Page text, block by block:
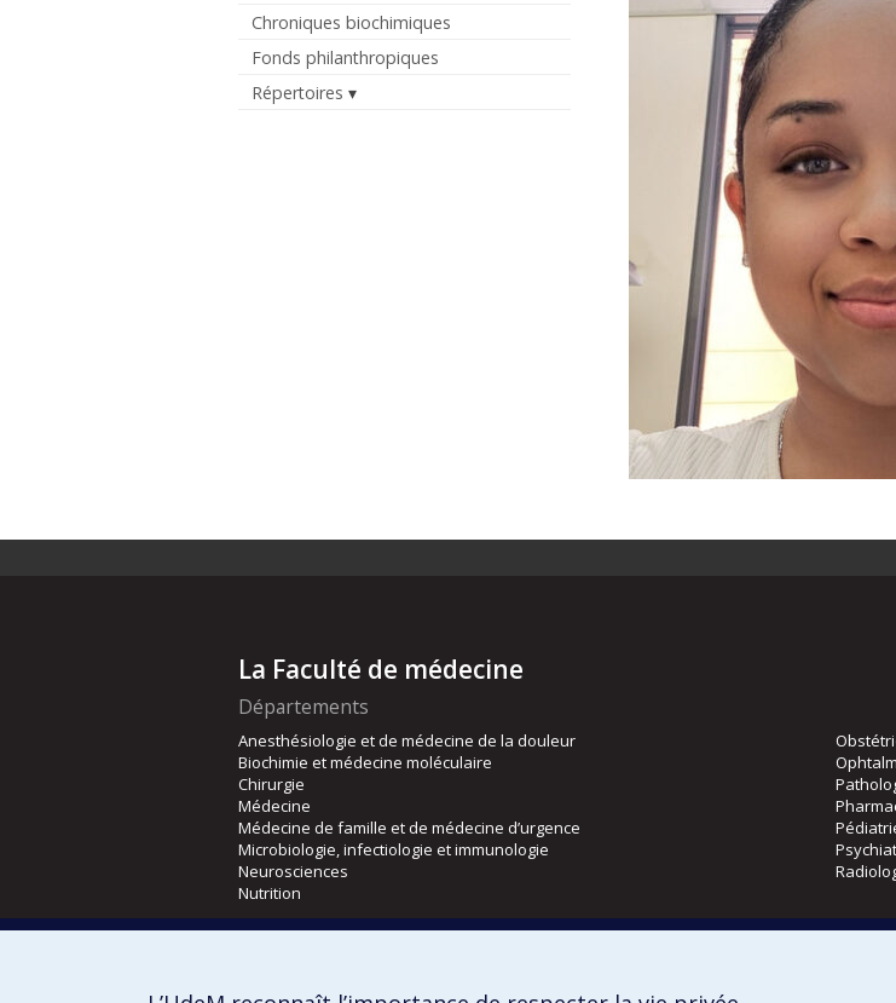
Chroniques biochimiques
Fonds philanthropiques
Répertoires
La Faculté de médecine
Départements
Anesthésiologie et de médecine de la douleur
Biochimie et médecine moléculaire
Chirurgie
Médecine
Médecine de famille et de médecine d’urgence
Microbiologie, infectiologie et immunologie
Neurosciences
Nutrition